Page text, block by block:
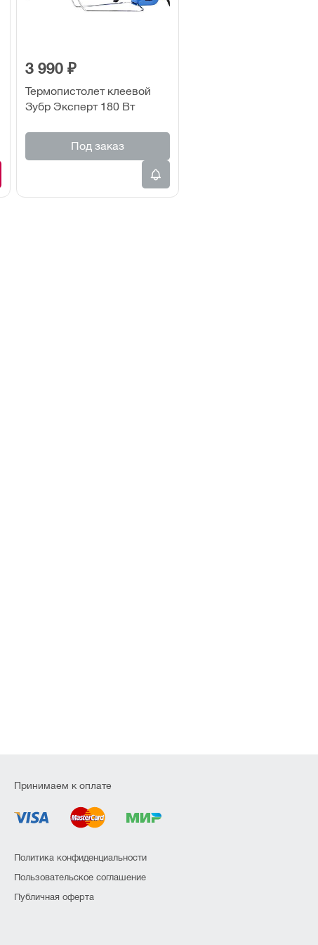
3 990 ₽
Термопистолет клеевой
Зубр Эксперт 180 Вт
Под заказ
Принимаем к оплате
Политика конфиденциальности
Пользовательское соглашение
Публичная оферта